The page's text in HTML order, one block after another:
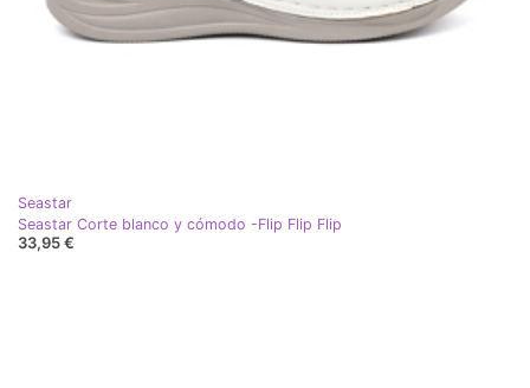
Seastar
Seastar Corte blanco y cómodo -Flip Flip Flip
33,95 €